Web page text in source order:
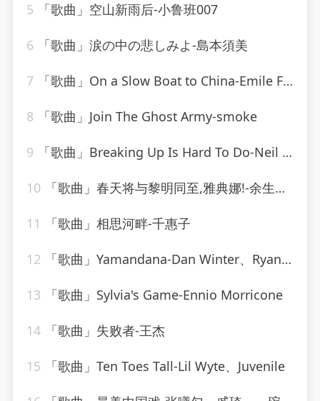
5 「歌曲」空山新雨后-小鲁班007
6 「歌曲」涙の中の悲しみよ-島本須美
7 「歌曲」On a Slow Boat to China-Emile Ford & The Checkmates
8 「歌曲」Join The Ghost Army-smoke
9 「歌曲」Breaking Up Is Hard To Do-Neil Sedaka
10 「歌曲」春天将与黎明同至,雅典娜!-余生请珍惜
11 「歌曲」相思河畔-千惠子
12 「歌曲」Yamandana-Dan Winter、Ryan T.、Dee Dee
13 「歌曲」Sylvia's Game-Ennio Morricone
14 「歌曲」失败者-王杰
15 「歌曲」Ten Toes Tall-Lil Wyte、Juvenile